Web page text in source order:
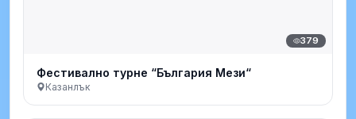
379
Фестивално турне “България Мези“
Казанлък